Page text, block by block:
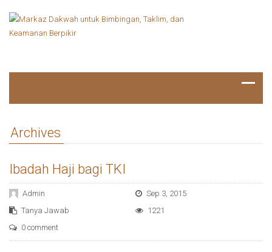
Archives
Ibadah Haji bagi TKI
Admin
Sep 3, 2015
Tanya Jawab
1221
0 comment